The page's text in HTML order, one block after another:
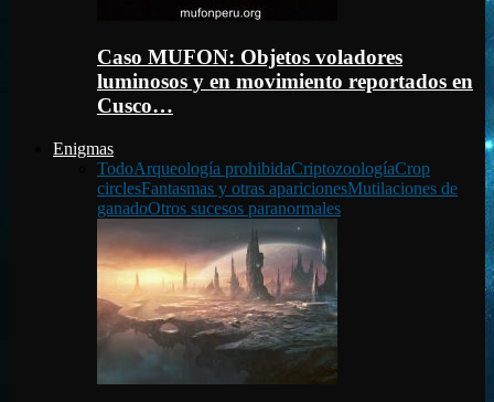
Caso MUFON: Objetos voladores
luminosos y en movimiento reportados en
Cusco…
Enigmas
TodoArqueología prohibidaCriptozoologíaCrop
circlesFantasmas y otras aparicionesMutilaciones de
ganadoOtros sucesos paranormales